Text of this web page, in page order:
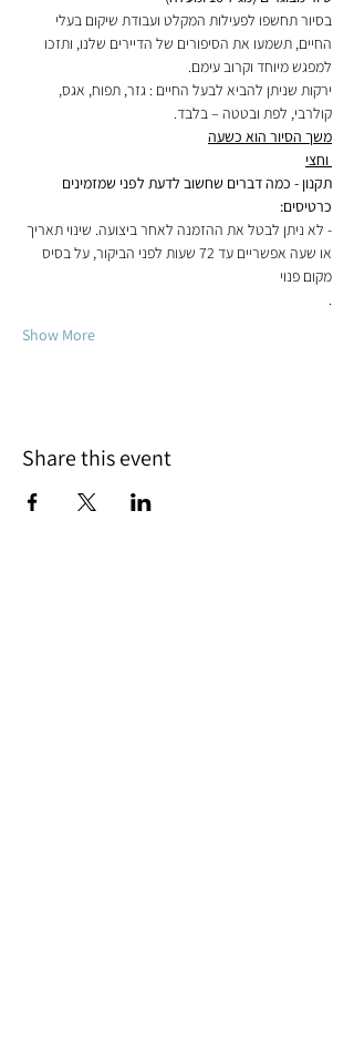
בסיור תחשפו לפעילות המקלט ועבודת שיקום בעלי
החיים, תשמעו את הסיפורים של הדיירים שלנו, ותזכו
למפגש מיוחד וקרוב עימם.
ירקות שניתן להביא לבעל החיים : גזר, תפוח, אגס,
קולרבי, לפת ובטטה – בלבד.
תקנון - כמה דברים שחשוב לדעת לפני שמזמינים
כרטיסים:
- לא ניתן לבטל את ההזמנה לאחר ביצועה. שינוי תאריך
או שעה אפשריים עד 72 שעות לפני הביקור, על בסיס
.
Show More
Share this event